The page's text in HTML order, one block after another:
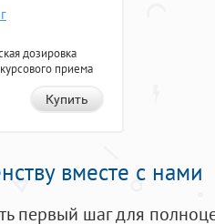
дозировка
приема
Купить
вместе с нами
первый шаг для